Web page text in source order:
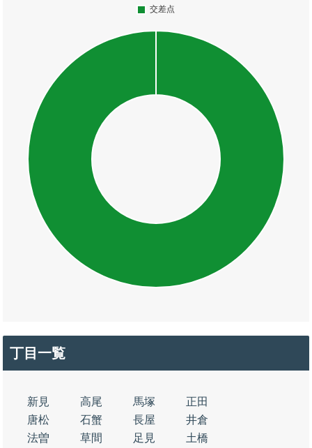
丁目一覧
新見 高尾 馬塚
正田
唐松
石蟹 長屋
井倉
法曽
草間 足見
土橋